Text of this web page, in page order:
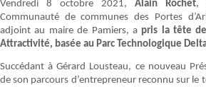
Vendredi 8 octobre 2021,Alain Rochet,
Communauté de communes des Portes
adjoint au maire de Pamiers, a pris la tête de
Attractivité, basée au Parc Technologique
Succédant à Gérard Lousteau, ce nouveau
de son parcours d’entrepreneur reconnu sur le